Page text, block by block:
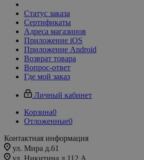
Статус заказа
Сертификаты
Адреса магазинов
Приложение iOS
Приложение Android
Возврат товара
Вопрос-ответ
Где мой заказ
Личный кабинет
Корзина0
Отложенные0
Контактная информация
ул. Мира д.61
ул. Никитина д.112 А